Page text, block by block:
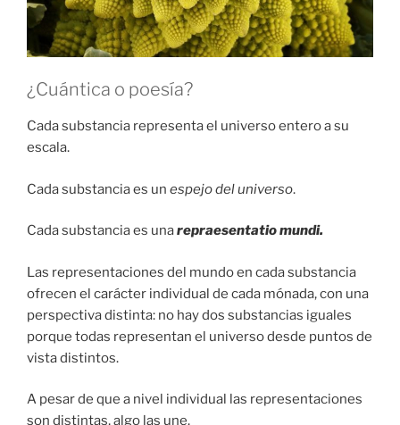
¿Cuántica o poesía?
Cada substancia representa el universo entero a su
escala.
Cada substancia es un espejo del universo.
Cada substancia es unarepraesentatio mundi.
Las representaciones del mundo en cada substancia
ofrecen el carácter individual de cada mónada, con una
perspectiva distinta: no hay dos substancias iguales
porque todas representan el universo desde puntos de
vista distintos.
A pesar de que a nivel individual las representaciones
son distintas, algo las une.